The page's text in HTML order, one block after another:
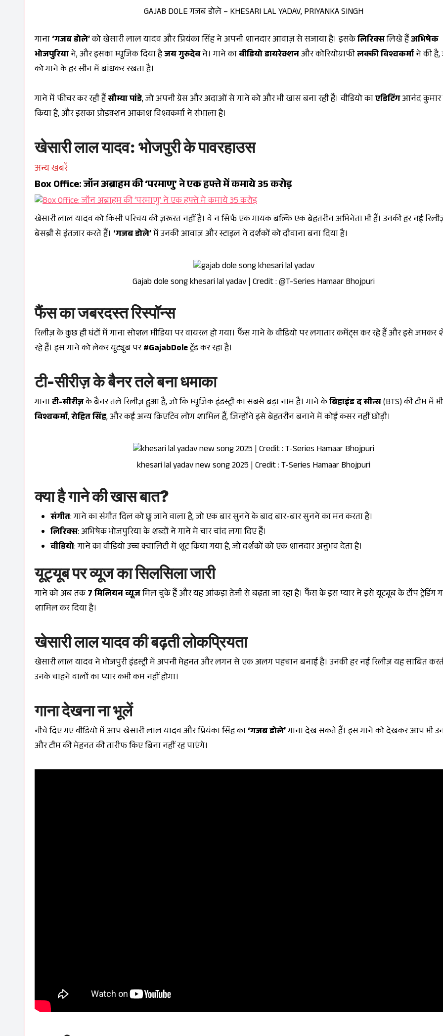
GAJAB DOLE गजब डोले – KHESARI LAL YADAV, PRIYANKA SINGH
गाना‘गजब डोले’को खेसारी लाल यादव और प्रियंका सिंह ने अपनी शानदार आवाज़ से सजाया है। इसकेलिरिक्सलिखे हैंअभिषेक
भोजपुरियाने, और इसका म्यूजिक दिया हैजय गुरुदेवने। गाने कावीडियो डायरेक्शनऔर कोरियोग्राफीलक्की विश्वकर्माने की है,
को गाने के हर सीन में बांधकर रखता है।
गाने में फीचर कर रही हैंसौम्या पांडे, जो अपनी ग्रेस और अदाओं से गाने को और भी खास बना रही हैं। वीडियो काएडिटिंगआनंद कुमार
किया है, और इसका प्रोडक्शन आकाश विश्वकर्मा ने संभाला है।
खेसारी लाल यादव: भोजपुरी के पावरहाउस
अन्य खबरें
Box Office: जॉन अब्राहम की ‘परमाणु’ ने एक हफ्ते में कमाये 35 करोड़
खेसारी लाल यादव को किसी परिचय की ज़रूरत नहीं है। वे न सिर्फ एक गायक बल्कि एक बेहतरीन अभिनेता भी हैं। उनकी हर नई
बेसब्री से इंतजार करते हैं। ‘गजब डोले’में उनकी आवाज़ और स्टाइल ने दर्शकों को दीवाना बना दिया है।
Gajab dole song khesari lal yadav | Credit : @T-Series Hamaar Bhojpuri
फैंस का जबरदस्त रिस्पॉन्स
रिलीज़ के कुछ ही घंटों में गाना सोशल मीडिया पर वायरल हो गया। फैंस गाने के वीडियो पर लगातार कमेंट्स कर रहे हैं और इसे जमकर
रहे हैं। इस गाने को लेकर यूट्यूब पर#GajabDoleट्रेंड कर रहा है।
टी-सीरीज़ के बैनर तले बना धमाका
गानाटी-सीरीज़के बैनर तले रिलीज़ हुआ है, जो कि म्यूजिक इंडस्ट्री का सबसे बड़ा नाम है। गाने केबिहाइंड द सीन्स(BTS) की टीम में भी
विश्वकर्मा,रोहित सिंह, और कई अन्य क्रिएटिव लोग शामिल हैं, जिन्होंने इसे बेहतरीन बनाने में कोई कसर नहीं छोड़ी।
khesari lal yadav new song 2025 | Credit : T-Series Hamaar Bhojpuri
क्या है गाने की खास बात?
संगीत: गाने का संगीत दिल को छू जाने वाला है, जो एक बार सुनने के बाद बार-बार सुनने का मन करता है।
लिरिक्स: अभिषेक भोजपुरिया के शब्दों ने गाने में चार चांद लगा दिए हैं।
वीडियो: गाने का वीडियो उच्च क्वालिटी में शूट किया गया है, जो दर्शकों को एक शानदार अनुभव देता है।
यूट्यूब पर व्यूज का सिलसिला जारी
गाने को अब तक7 मिलियन व्यूजमिल चुके हैं और यह आंकड़ा तेजी से बढ़ता जा रहा है। फैंस के इस प्यार ने इसे यूट्यूब के टॉप ट्रेंडिंग
शामिल कर दिया है।
खेसारी लाल यादव की बढ़ती लोकप्रियता
खेसारी लाल यादव ने भोजपुरी इंडस्ट्री में अपनी मेहनत और लगन से एक अलग पहचान बनाई है। उनकी हर नई रिलीज़ यह साबित
उनके चाहने वालों का प्यार कभी कम नहीं होगा।
गाना देखना ना भूलें
नीचे दिए गए वीडियो में आप खेसारी लाल यादव और प्रियंका सिंह का‘गजब डोले’गाना देख सकते हैं। इस गाने को देखकर आप भी
और टीम की मेहनत की तारीफ किए बिना नहीं रह पाएंगे।